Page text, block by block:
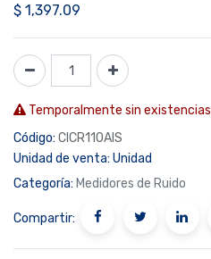
$ 1,397.09
Temporalmente sin existencias
Código: CICR110AIS
Unidad de venta: Unidad
Categoría: Medidores de Ruido
Compartir: